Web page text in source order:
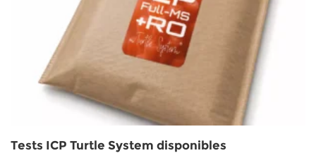
Tests ICP Turtle System disponibles